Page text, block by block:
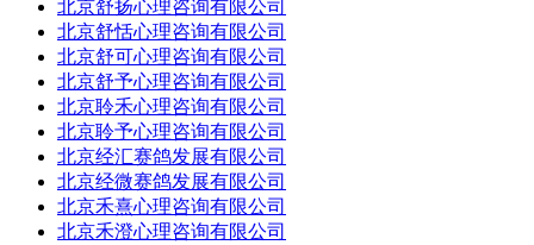
北京舒扬心理咨询有限公司
北京舒恬心理咨询有限公司
北京舒可心理咨询有限公司
北京舒予心理咨询有限公司
北京聆禾心理咨询有限公司
北京聆予心理咨询有限公司
北京经汇赛鸽发展有限公司
北京经微赛鸽发展有限公司
北京禾熹心理咨询有限公司
北京禾澄心理咨询有限公司